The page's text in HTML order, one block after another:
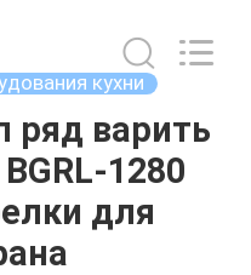
кухни
ряд варить
1280
для